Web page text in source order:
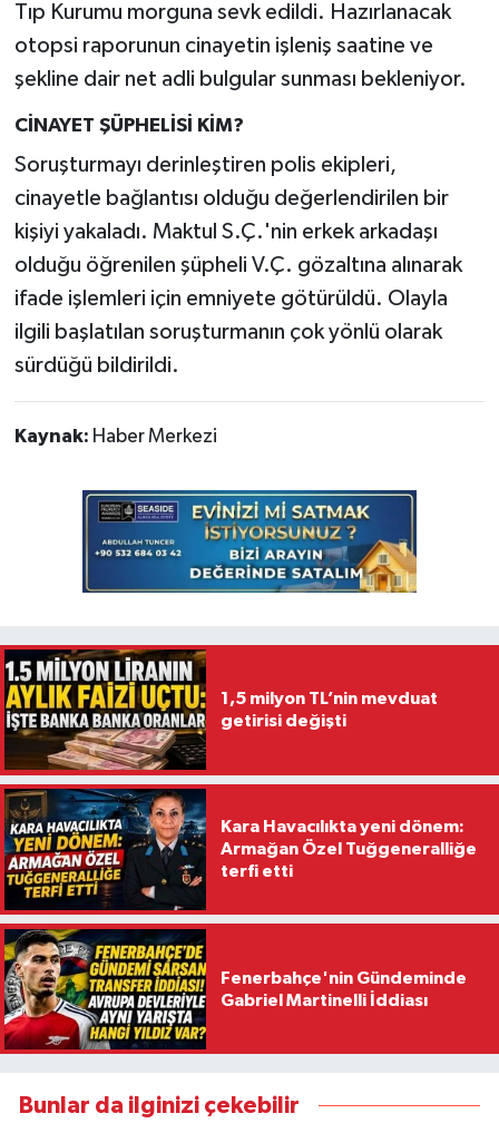
Tıp Kurumu morguna sevk edildi. Hazırlanacak
otopsi raporunun cinayetin işleniş saatine ve
şekline dair net adli bulgular sunması bekleniyor.
CİNAYET ŞÜPHELİSİ KİM?
Soruşturmayı derinleştiren polis ekipleri,
cinayetle bağlantısı olduğu değerlendirilen bir
kişiyi yakaladı. Maktul S.Ç.'nin erkek arkadaşı
olduğu öğrenilen şüpheli V.Ç. gözaltına alınarak
ifade işlemleri için emniyete götürüldü. Olayla
ilgili başlatılan soruşturmanın çok yönlü olarak
sürdüğü bildirildi.
Kaynak: Haber Merkezi
1,5 milyon TL’nin mevduat
getirisi değişti
Kara Havacılıkta yeni dönem:
Armağan Özel Tuğgeneralliğe
terfi etti
Fenerbahçe'nin Gündeminde
Gabriel Martinelli İddiası
Bunlar da ilginizi çekebilir